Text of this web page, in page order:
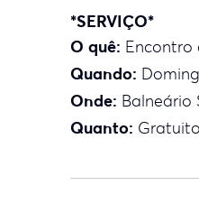
*SERVIÇO*
O quê: Encontro
Quando:
Onde: Balneário
Quanto: